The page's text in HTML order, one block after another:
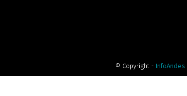
© Copyright - InfoAndes